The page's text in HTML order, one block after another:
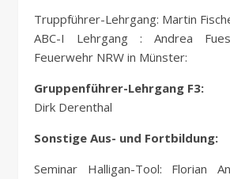
Truppführer-Lehrgang: Martin
ABC-I Lehrgang : Andrea
Feuerwehr NRW in Münster:
Gruppenführer-Lehrgang F3:
Dirk Derenthal
Sonstige Aus- und Fortbildung:
Seminar Halligan-Tool: Florian